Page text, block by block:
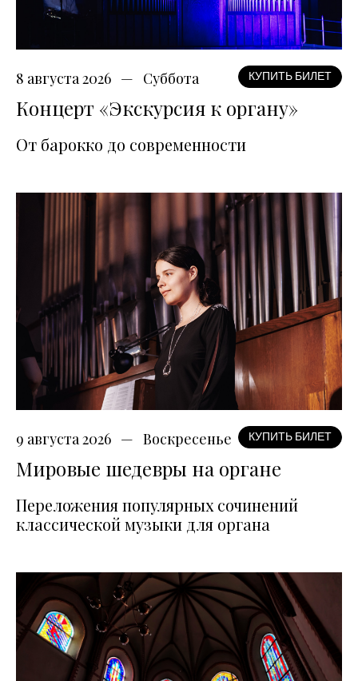
8 августа 2026 Суббота КУПИТЬ БИЛЕТ
Концерт «Экскурсия к органу»
От барокко до современности
9 августа 2026 Воскресенье КУПИТЬ БИЛЕТ
Мировые шедевры на органе
Переложения популярных сочинений
классической музыки для органа